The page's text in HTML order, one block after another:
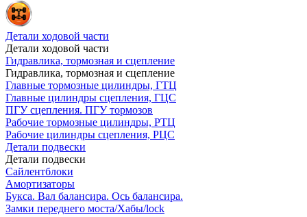
Детали ходовой части
Детали ходовой части
Гидравлика, тормозная и сцепление
Гидравлика, тормозная и сцепление
Главные тормозные цилиндры, ГТЦ
Главные цилиндры сцепления, ГЦС
ПГУ сцепления. ПГУ тормозов
Рабочие тормозные цилиндры, РТЦ
Рабочие цилиндры сцепления, РЦС
Детали подвески
Детали подвески
Cайлентблоки
Амортизаторы
Букса. Вал балансира. Ось балансира.
Замки переднего моста/Хабы/lock